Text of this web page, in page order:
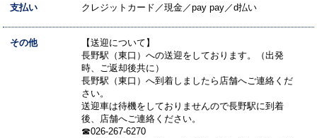
支払い クレジットカード／現金／pay pay／d払い
その他
【送迎について】
長野駅（東口）への送迎をしております。（出発
時、ご返却後共に）
長野駅（東口）へ到着しましたら店舗へご連絡くだ
さい。
送迎車は待機をしておりませんので長野駅に到着
後、店舗へご連絡ください。
☎026-267-6270